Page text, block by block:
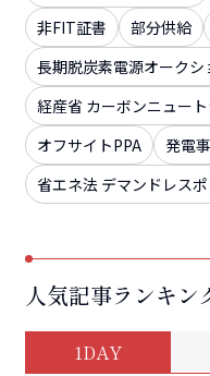
非FIT証書
部分供給
長期脱炭素電源オークシ
経産省 カーボンニュー
オフサイトPPA
発電
省エネ法 デマンドレス
人気記事ランキン
1DAY